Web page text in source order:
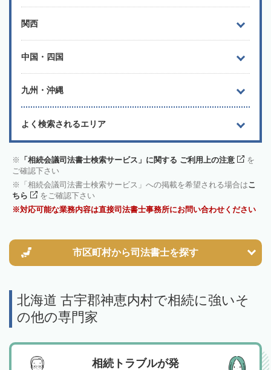
関西
中国・四国
九州・沖縄
よく検索されるエリア
「相続会議司法書士検索サービス」に関する ご利用上の注意
を
ご確認下さい
「相続会議司法書士検索サービス」への掲載を希望される場合はこ
ちら
をご確認下さい
対応可能な業務内容は直接司法書士事務所にお問い合わせください
市区町村から司法書士を探す
北海道 古宇郡神恵内村で相続に強いそ
の他の専門家
相続トラブルが発